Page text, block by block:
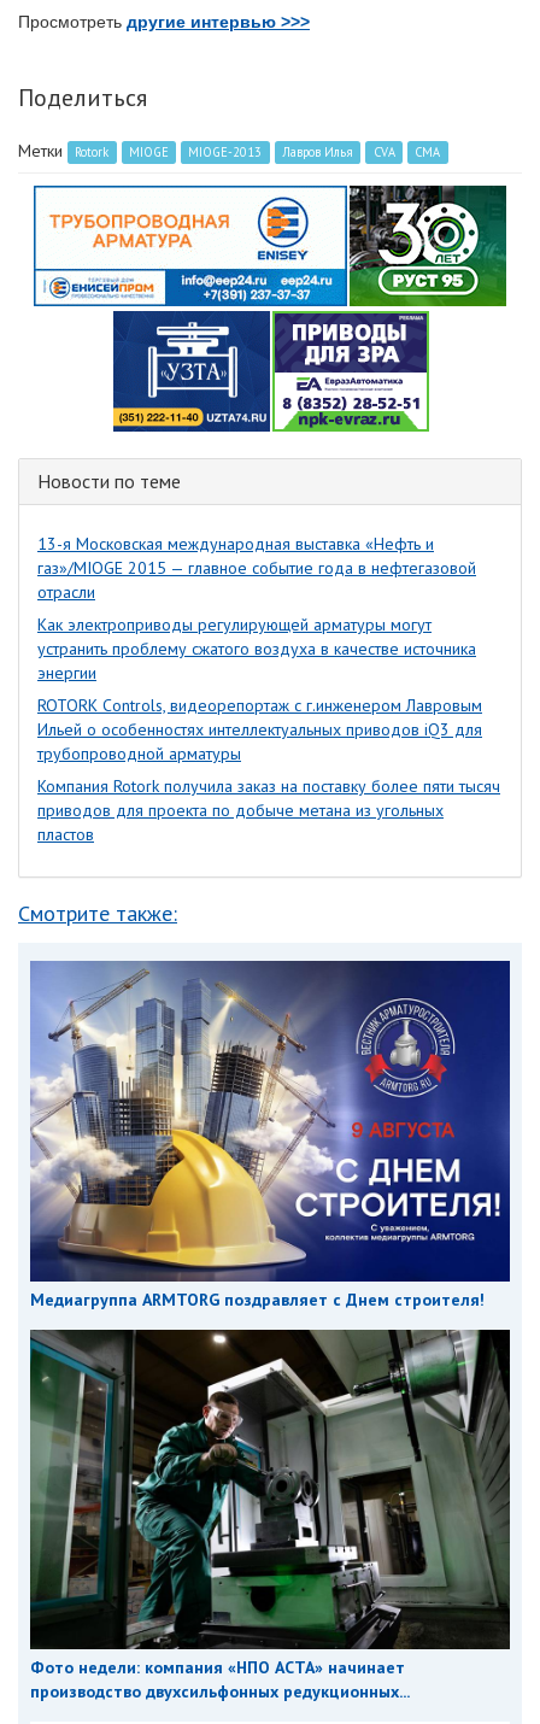
Просмотреть другие интервью >>>
Поделиться
Метки Rotork MIOGE MIOGE-2013 Лавров Илья CVA CMA
Новости по теме
13-я Московская международная выставка «Нефть и
газ»/MIOGE 2015 — главное событие года в нефтегазовой
отрасли
Как электроприводы регулирующей арматуры могут
устранить проблему сжатого воздуха в качестве источника
энергии
ROTORK Controls, видеорепортаж с г.инженером Лавровым
Ильей о особенностях интеллектуальных приводов iQ3 для
трубопроводной арматуры
Компания Rotork получила заказ на поставку более пяти тысяч
приводов для проекта по добыче метана из угольных
пластов
Смотрите также:
Медиагруппа ARMTORG поздравляет с Днем строителя!
Фото недели: компания «НПО АСТА» начинает
производство двухсильфонных редукционных...